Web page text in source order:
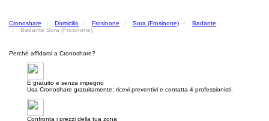
Cronoshare Domicilio Frosinone Sora (Frosinone)
Badante
Badante Sora (Frosinone)
Perché affidarsi a Cronoshare?
E gratuito e senza impegno
Usa Cronoshare gratuitamente: ricevi preventivi e contatta 4 professionisti.
Confronta i prezzi della tua zona